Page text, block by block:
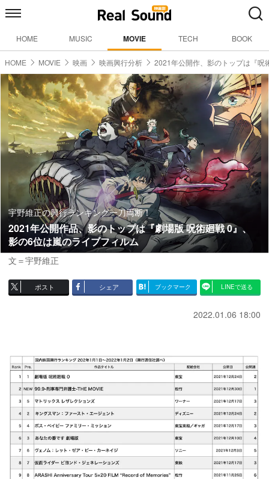
HOME MUSIC MOVIE TECH BOOK
HOME MOVIE 映画 映画興行分析 2021年公開作、影のトップは『呪
宇野維正の興行ランキング一刀両断！
2021年公開作品、影のトップは『劇場版 呪術廻戦 0』、
影の6位は嵐のライブフィルム
文＝宇野維正
ポスト シェア ブックマーク LINEで送る
2022.01.06 18:00